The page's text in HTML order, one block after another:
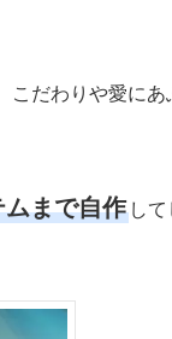
こだわりや愛にあ
まで自作 して